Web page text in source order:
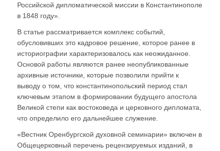
Российской дипломатической миссии в Константинополе
в 1848 году».
В статье рассматривается комплекс событий,
обусловивших это кадровое решение, которое ранее в
историографии характеризовалось как неожиданное.
Основой работы являются ранее неопубликованные
архивные источники, которые позволили прийти к
выводу о том, что константинопольский период стал
ключевым этапом в формировании будущего апостола
Великой степи как востоковеда и церковного дипломата,
что определило его дальнейшее служение.
«Вестник Оренбургской духовной семинарии» включен в
Общецерковный перечень рецензируемых изданий, в